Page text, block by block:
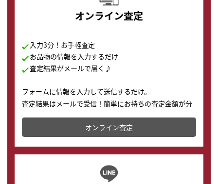
オンライン査定
入力3分！お手軽査定
お品物の情報を入力するだけ
査定結果がメールで届く♪
フォームに情報を入力して送信するだけ。
査定結果はメールで受信！簡単にお持ちの査定金額が分
かります。
オンライン査定